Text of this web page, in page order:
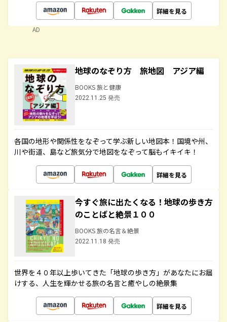
詳細を見る
AD
地球のなぞり方 旅地図 アジア編
BOOKS 旅と健康
2022.11.25 発売
各国の地形や関係性をなぞって学ぶ新しい地図本！国境や州、
川や街道、島など旅気分で地図をなぞって脳もイキイキ！
詳細を見る
今すぐ旅に出たくなる！地球の歩き方
のことばと絶景１００
BOOKS 旅の名言＆絶景
2022.11.18 発売
世界を４０年以上歩いてきた「地球の歩き方」があなたにお届
けする、人生を輝かせる旅の名言と癒やしの絶景集
詳細を見る